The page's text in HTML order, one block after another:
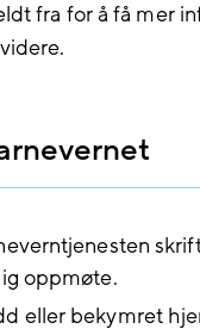
fra for å få mer
oppmøte.
eller bekymret